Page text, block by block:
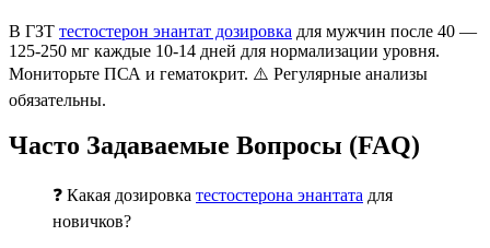
В ГЗТ тестостерон энантат дозировка для мужчин после 40 —
125-250 мг каждые 10-14 дней для нормализации уровня.
Мониторьте ПСА и гематокрит. ⚠️ Регулярные анализы
обязательны.
Часто Задаваемые Вопросы (FAQ)
❓ Какая дозировка тестостерона энантата для
новичков?